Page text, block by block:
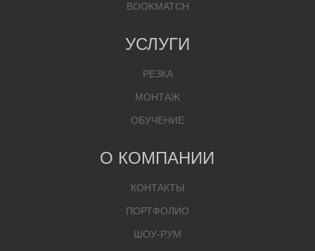
BOOKMATCH
УСЛУГИ
РЕЗКА
МОНТАЖ
ОБУЧЕНИЕ
О КОМПАНИИ
КОНТАКТЫ
ПОРТФОЛИО
ШОУ-РУМ